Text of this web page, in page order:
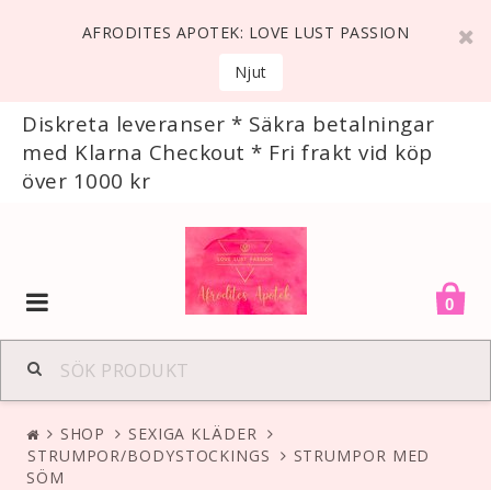
AFRODITES APOTEK: LOVE LUST PASSION
Njut
Diskreta leveranser * Säkra betalningar
med Klarna Checkout * Fri frakt vid köp
över 1000 kr
0
Toggle
navigation
SHOP
SEXIGA KLÄDER
STRUMPOR/BODYSTOCKINGS
STRUMPOR MED
SÖM